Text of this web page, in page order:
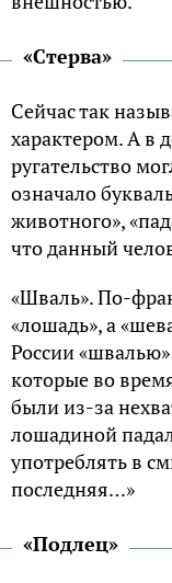
«Стерва»
Сейчас так
характером. А в
ругательство
означало
животного»,
что данный
«Шваль». По-
«лошадь», а
России
которые во
были из-за
лошадиной
употреблять в
последняя…»
«Подлец»